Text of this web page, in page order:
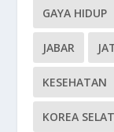
GAYA HIDUP
JABAR
KESEHATAN
KOREA